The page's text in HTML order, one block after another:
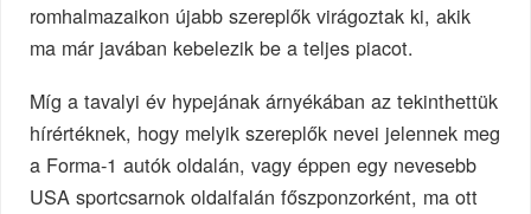
romhalmazaikon újabb szereplők virágoztak ki, akik
ma már javában kebelezik be a teljes piacot.
Míg a tavalyi év hypejának árnyékában az tekinthettük
hírértéknek, hogy melyik szereplők nevei jelennek meg
a Forma-1 autók oldalán, vagy éppen egy nevesebb
USA sportcsarnok oldalfalán főszponzorként, ma ott